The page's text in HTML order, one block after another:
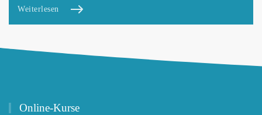
Weiterlesen
Online-Kurse